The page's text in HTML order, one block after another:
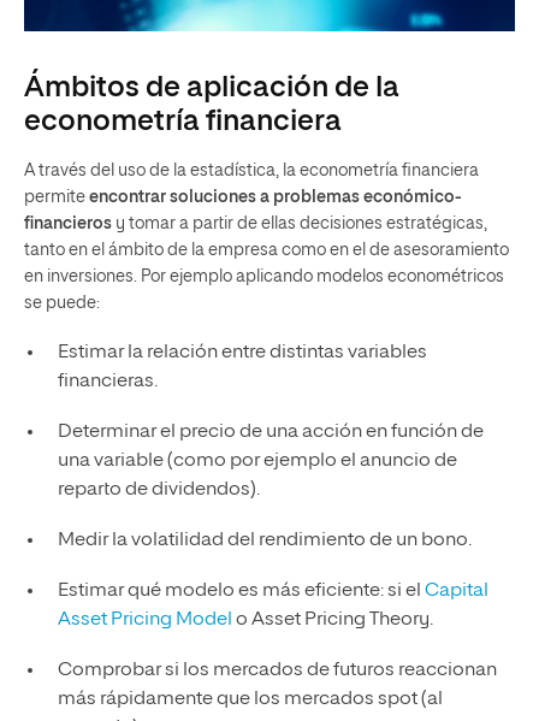
Ámbitos de aplicación de la
econometría financiera
A través del uso de la estadística, la econometría financiera
permite encontrar soluciones a problemas económico-
financieros y tomar a partir de ellas decisiones estratégicas,
tanto en el ámbito de la empresa como en el de asesoramiento
en inversiones. Por ejemplo aplicando modelos econométricos
se puede:
Estimar la relación entre distintas variables
financieras.
Determinar el precio de una acción en función de
una variable (como por ejemplo el anuncio de
reparto de dividendos).
Medir la volatilidad del rendimiento de un bono.
Estimar qué modelo es más eficiente: si el Capital
Asset Pricing Model o Asset Pricing Theory.
Comprobar si los mercados de futuros reaccionan
más rápidamente que los mercados spot (al